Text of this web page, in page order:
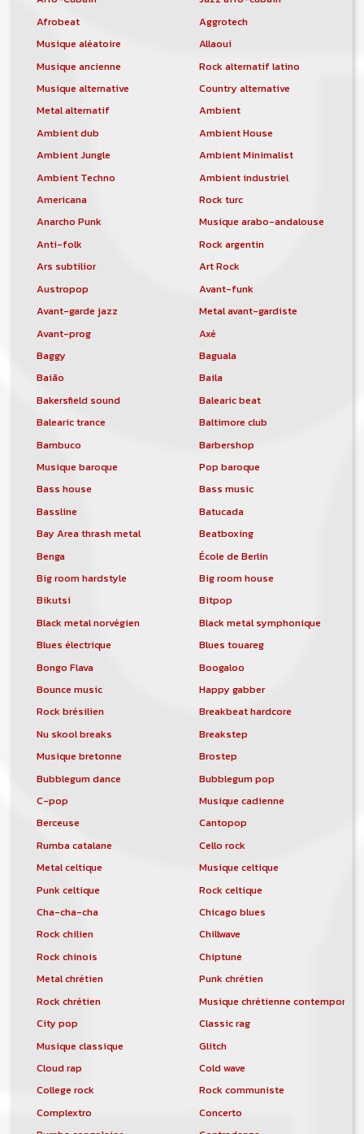
Afrobeat
Aggrotech
Musique aléatoire
Allaoui
Musique ancienne
Rock alternatif latino
Musique alternative
Country alternative
Metal alternatif
Ambient
Ambient dub
Ambient House
Ambient Jungle
Ambient Minimalist
Ambient Techno
Ambient industriel
Americana
Rock turc
Anarcho Punk
Musique arabo-andalouse
Anti-folk
Rock argentin
Ars subtilior
Art Rock
Austropop
Avant-funk
Avant-garde jazz
Metal avant-gardiste
Avant-prog
Axé
Baggy
Baguala
Baião
Baila
Bakersfield sound
Balearic beat
Balearic trance
Baltimore club
Bambuco
Barbershop
Musique baroque
Pop baroque
Bass house
Bass music
Bassline
Batucada
Bay Area thrash metal
Beatboxing
Benga
École de Berlin
Big room hardstyle
Big room house
Bikutsi
Bitpop
Black metal norvégien
Black metal symphonique
Blues électrique
Blues touareg
Bongo Flava
Boogaloo
Bounce music
Happy gabber
Rock brésilien
Breakbeat hardcore
Nu skool breaks
Breakstep
Musique bretonne
Brostep
Bubblegum dance
Bubblegum pop
C-pop
Musique cadienne
Berceuse
Cantopop
Rumba catalane
Cello rock
Metal celtique
Musique celtique
Punk celtique
Rock celtique
Cha-cha-cha
Chicago blues
Rock chilien
Chillwave
Rock chinois
Chiptune
Metal chrétien
Punk chrétien
Rock chrétien
Musique chrétienne
City pop
Classic rag
Musique classique
Glitch
Cloud rap
Cold wave
College rock
Rock communiste
Complextro
Concerto